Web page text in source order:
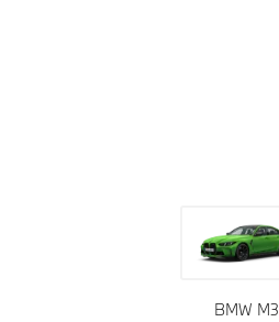
BMW M3